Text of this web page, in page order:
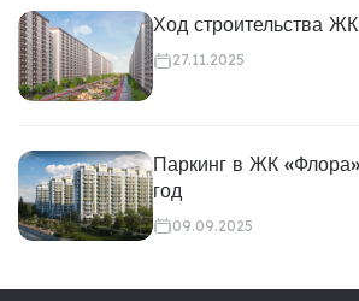
Ход строительства
27.11.2025
Паркинг в ЖК
год
09.09.2025